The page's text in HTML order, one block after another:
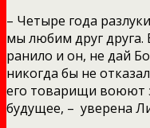
– Четыре года
мы любим друг друга.
ранило и он, не дай
никогда бы не
его товарищи воюют
будущее, – уверена